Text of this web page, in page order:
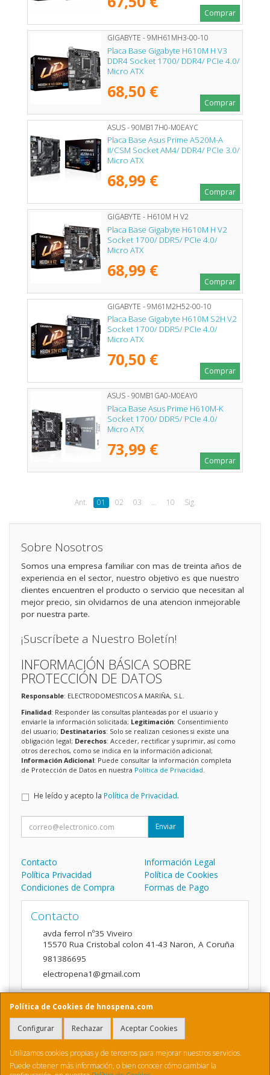
Comprar
GIGABYTE - 9MH61MH3-00-10
Placa Base Gigabyte H610M H V3
DDR4 Socket 1700/ DDR4/ PCIe 4.0/
Micro ATX
68,50 €
Comprar
ASUS - 90MB17H0-M0EAYC
Placa Base Asus Prime A520M-A
II/CSM Socket AM4/ DDR4/ PCIe 3.0/
Micro ATX
68,99 €
Comprar
GIGABYTE - H610M H V2
Placa Base Gigabyte H610M H V2
Socket 1700/ DDR5/ PCIe 4.0/
Micro ATX
68,99 €
Comprar
GIGABYTE - 9M61M2H52-00-10
Placa Base Gigabyte H610M S2H V2
Socket 1700/ DDR5/ PCIe 4.0/
Micro ATX
70,50 €
Comprar
ASUS - 90MB1GA0-M0EAY0
Placa Base Asus Prime H610M-K
Socket 1700/ DDR5/ PCIe 4.0/
Micro ATX
73,99 €
Comprar
Ant. 01 02 03 ... 10 Sig.
Política de Cookies de hnospena.com
Configurar Rechazar Aceptar Cookies
Utilizamos cookies propias y de terceros para mejorar nuestros servicios.
Puede obtener más información, o bien conocer cómo cambiar la
Sobre Nosotros
Somos una empresa familiar con mas de treinta años de
experiencia en el sector, nuestro objetivo es que nuestro
clientes encuentren el producto o servicio que necesitan al
mejor precio, sin olvidarnos de una atencion inmejorable
por nuestra parte.
¡Suscríbete a Nuestro Boletín!
INFORMACIÓN BÁSICA SOBRE
PROTECCIÓN DE DATOS
Responsable: ELECTRODOMESTICOS A MARIÑA, S.L.
Finalidad: Responder las consultas planteadas por el usuario y
enviarle la información solicitada; Legitimación: Consentimiento
del usuario; Destinatarios: Solo se realizan cesiones si existe una
obligación legal; Derechos: Acceder, rectificar y suprimir, así como
otros derechos, como se indica en la información adicional;
Información Adicional: Puede consultar la información completa
de Protección de Datos en nuestra Política de Privacidad
He leído y acepto la Política de Privacidad.
Enviar
Contacto
Información Legal
Política Privacidad
Política de Cookies
Condiciones de Compra
Formas de Pago
Contacto
avda ferrol nº35 Viveiro
15570 Rua Cristobal colon 41-43 Naron, A Coruña
981386695
electropena1@gmail.com
Horario
9:00 a 14:00 y de 16:00 A 20:00